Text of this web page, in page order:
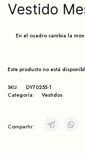
Vestido
En el cuadro cambia la
Este producto no está
SKU:
DY70255-1
Categoría:
Vestidos
Compartir: